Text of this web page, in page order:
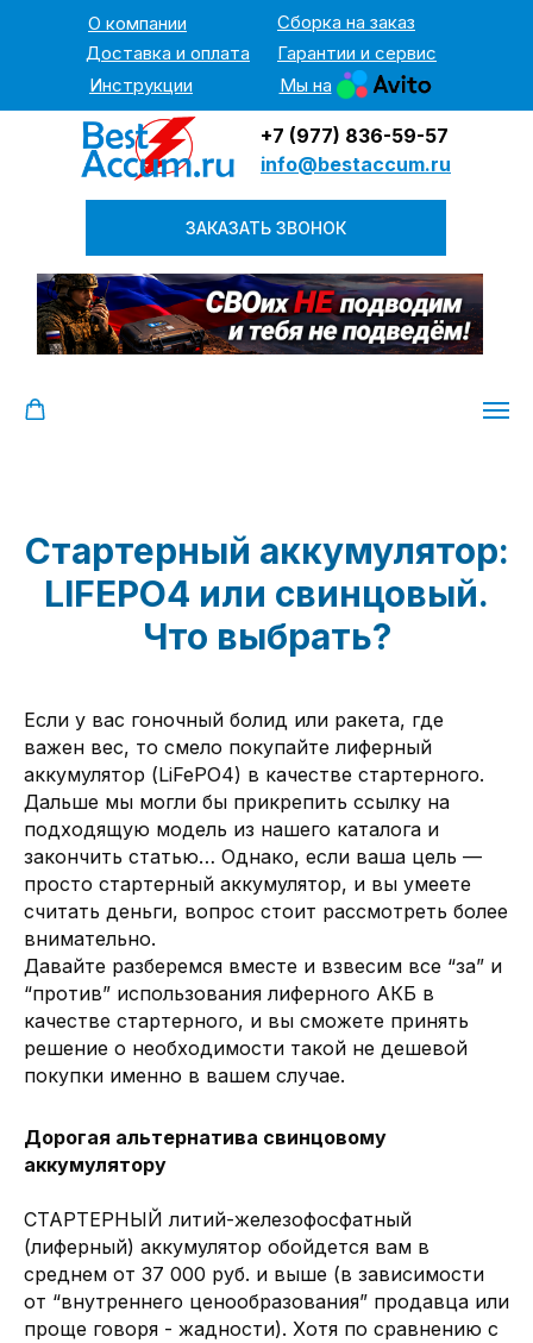
Доставка и оплата
О компании
Сборка на заказ
Гарантии и сервис
Инструкции
Мы на
+7 (977) 836-59-57
info@bestaccum.ru
ЗАКАЗАТЬ ЗВОНОК
Стартерный аккумулятор:
LIFEPO4 или свинцовый.
Что выбрать?
Если у вас гоночный болид или ракета, где
важен вес, то смело покупайте лиферный
аккумулятор (LiFePO4) в качестве стартерного.
Дальше мы могли бы прикрепить ссылку на
подходящую модель из нашего каталога и
закончить статью… Однако, если ваша цель —
просто стартерный аккумулятор, и вы умеете
считать деньги, вопрос стоит рассмотреть более
внимательно.
Давайте разберемся вместе и взвесим все “за” и
“против” использования лиферного АКБ в
качестве стартерного, и вы сможете принять
решение о необходимости такой не дешевой
покупки именно в вашем случае.
Дорогая альтернатива свинцовому
аккумулятору
СТАРТЕРНЫЙ литий-железофосфатный
(лиферный) аккумулятор обойдется вам в
среднем от 37 000 руб. и выше (в зависимости
от “внутреннего ценообразования” продавца или
проще говоря - жадности). Хотя по сравнению с